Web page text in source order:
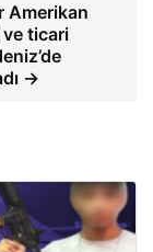
Amerikan
ticari
→